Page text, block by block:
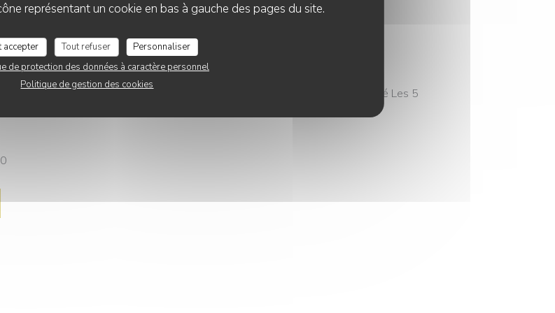
représentant un cookie en bas à gauche des pages du site.
accepter Tout refuser
Personnaliser
de protection des données à caractère personnel
Politique de gestion des cookies
café à connaître à Montmartre
et son décor chaleureux signé Randa Kamel et le studio be-poles, le café Les 5
UNE NOUVELLE FENÊTRE))